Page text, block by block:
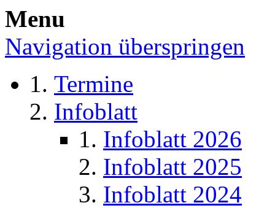
Menu
Navigation überspringen
Termine
Infoblatt
Infoblatt 2026
Infoblatt 2025
Infoblatt 2024